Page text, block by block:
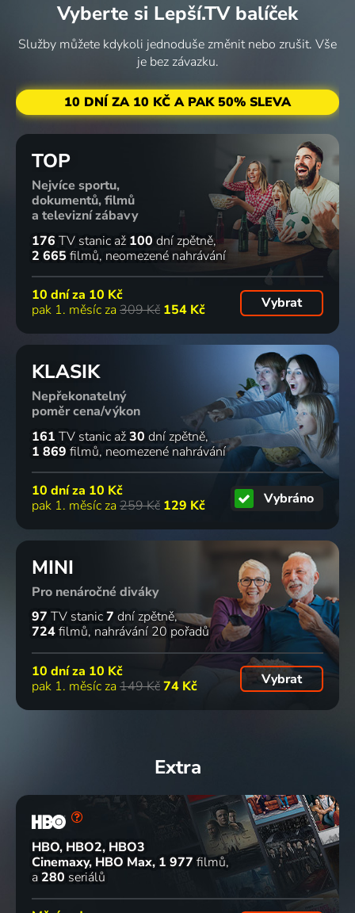
Vyberte si Lepší.TV balíček
Služby můžete kdykoli jednoduše změnit nebo zrušit. Vše
je bez závazku.
10 DNÍ ZA 10 KČ A PAK 50% SLEVA
TOP
Nejvíce sportu,
dokumentů, filmů
a televizní zábavy
176 TV stanic až 100 dní zpětně
2 665 filmů neomezené nahrávání
10 dní za 10 Kč
pak 1. měsíc za 309 Kč 154 Kč Vybrat
KLASIK
Nepřekonatelný
poměr cena/výkon
161 TV stanic až30 dní zpětně
1 869 filmů neomezené nahrávání
10 dní za 10 Kč
pak 1. měsíc za 259 Kč 129 Kč Vybráno
MINI
Pro nenáročné diváky
97 TV stanic7 dní zpětně
724filmů nahrávání 20 pořadů
10 dní za 10 Kč
pak 1. měsíc za 149 Kč74 Kč Vybrat
Extra
HBO, HBO2, HBO3
Cinemaxy, HBO Max 1 977 filmů
a 280 seriálů